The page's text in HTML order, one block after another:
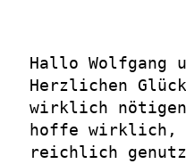
Hallo Wolfgang
Herzlichen
wirklich
hoffe wirklich,
reichlich